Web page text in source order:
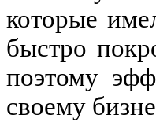
которые
быстро
поэтому
своему